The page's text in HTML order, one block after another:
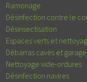
Ramonage
Désinfection contre le
Désinsectisation
Espaces verts et
Débarras caves et
Nettoyage vide-ordures
Désinfection navires